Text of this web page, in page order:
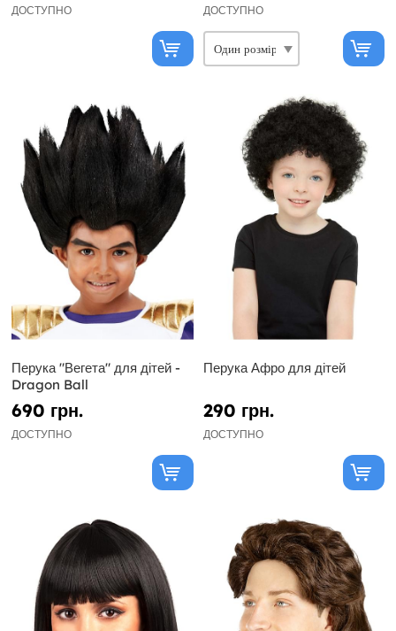
ДОСТУПНО ДОСТУПНО
Перука "Вегета" для дітей -
Dragon Ball
690 грн.
ДОСТУПНО
Перука Афро для дітей
290 грн.
ДОСТУПНО